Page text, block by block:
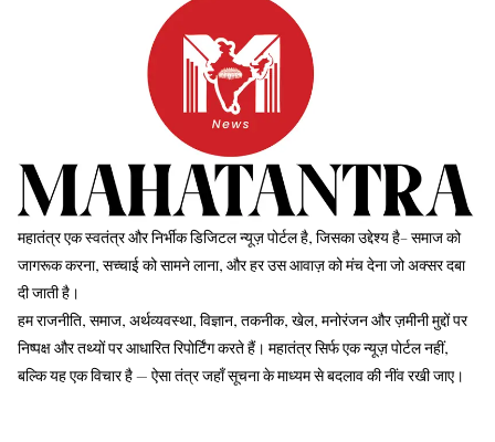
महातंत्र एक स्वतंत्र और निर्भीक डिजिटल न्यूज़ पोर्टल है, जिसका उद्देश्य है– समाज को
जागरूक करना, सच्चाई को सामने लाना, और हर उस आवाज़ को मंच देना जो अक्सर दबा
दी जाती है।
हम राजनीति, समाज, अर्थव्यवस्था, विज्ञान, तकनीक, खेल, मनोरंजन और ज़मीनी मुद्दों पर
निष्पक्ष और तथ्यों पर आधारित रिपोर्टिंग करते हैं। महातंत्र सिर्फ एक न्यूज़ पोर्टल नहीं,
बल्कि यह एक विचार है — ऐसा तंत्र जहाँ सूचना के माध्यम से बदलाव की नींव रखी जाए।